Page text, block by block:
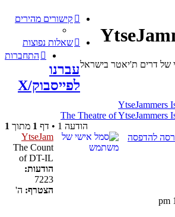
של דרים ת'יאטר בישראל
קישורים מהירים
שאלות נפוצות
התחברות
YtseJammers
The Theatre of YtseJammers
עברנו
לפייסבוק/X
להדפסה
הודעה 1 • דף 1מתוך 1
YtseJam
The Count
of DT-IL
הודעות:
7223
הצטרף:ה'